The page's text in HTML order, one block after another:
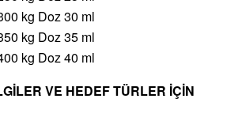
kg Doz 30 ml
kg Doz 35 ml
kg Doz 40 ml
VE HEDEF TÜRLER İÇİN